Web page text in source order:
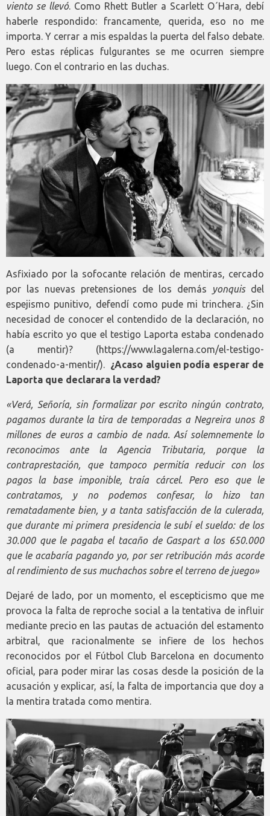
viento se llevó. Como Rhett Butler a Scarlett O´Hara, debí
haberle respondido: francamente, querida, eso no me
importa. Y cerrar a mis espaldas la puerta del falso debate.
Pero estas réplicas fulgurantes se me ocurren siempre
luego. Con el contrario en las duchas.
Asfixiado por la sofocante relación de mentiras, cercado
por las nuevas pretensiones de los demás
yonquisdel
espejismo punitivo, defendí como pude mi trinchera. ¿Sin
necesidad de conocer el contendido de la declaración, no
había escrito yo que el testigo Laporta estaba condenado
(a mentir)? (https://www.lagalerna.com/el-testigo-
condenado-a-mentir/).
¿Acaso alguien podía esperar de
Laporta que declarara la verdad?
«Verá, Señoría, sin formalizar por escrito ningún contrato,
pagamos durante la tira de temporadas a Negreira unos 8
millones de euros a cambio de nada. Así solemnemente lo
reconocimos ante la Agencia Tributaria, porque la
contraprestación, que tampoco permitía reducir con los
pagos la base imponible, traía cárcel. Pero eso que le
contratamos, y no podemos confesar, lo hizo tan
rematadamente bien, y a tanta satisfacción de la culerada,
que durante mi primera presidencia le subí el sueldo: de los
30.000 que le pagaba el tacaño de Gaspart a los 650.000
que le acabaría pagando yo, por ser retribución más acorde
al rendimiento de sus muchachos sobre el terreno de juego»
Dejaré de lado, por un momento, el escepticismo que me
provoca la falta de reproche social a la tentativa de influir
mediante precio en las pautas de actuación del estamento
arbitral, que racionalmente se infiere de los hechos
reconocidos por el Fútbol Club Barcelona en documento
oficial, para poder mirar las cosas desde la posición de la
acusación y explicar, así, la falta de importancia que doy a
la mentira tratada como mentira.